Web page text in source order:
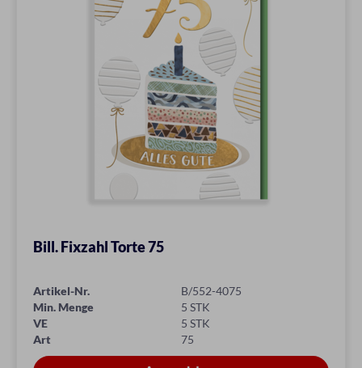
Bill. Fixzahl Torte 75
Artikel-Nr.
B/552-4075
Min. Menge
5 STK
VE
5 STK
Art
75